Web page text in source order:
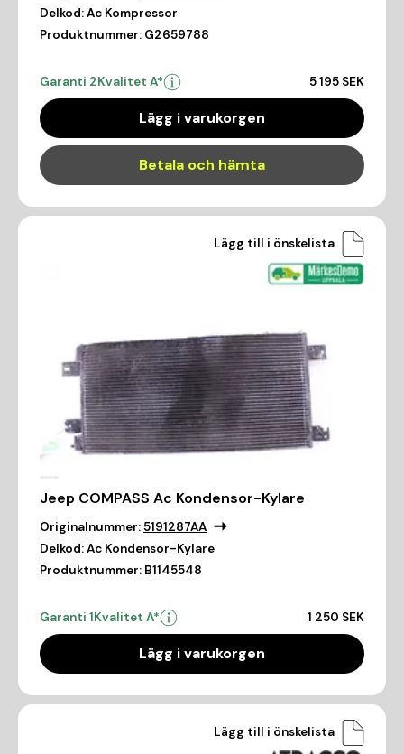
Delkod:Ac Kompressor
Produktnummer: G2659788
Garanti 2Kvalitet A* 5 195 SEK
Lägg i varukorgen
Betala och hämta
Lägg till i önskelista
Jeep COMPASS Ac Kondensor-Kylare
Originalnummer:5191287AA
Delkod:Ac Kondensor-Kylare
Produktnummer: B1145548
Garanti 1Kvalitet A* 1 250 SEK
Lägg i varukorgen
Lägg till i önskelista